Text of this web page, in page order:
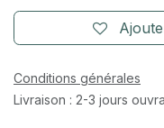
Conditions générales
Livraison : 2-3 jours